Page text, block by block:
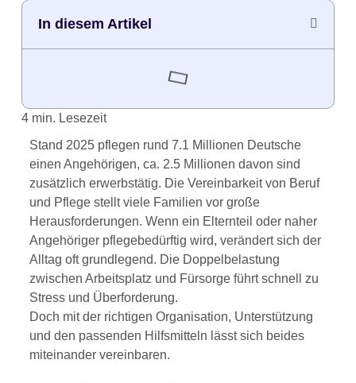
In diesem Artikel
Stand 2025 pflegen rund 7.1 Millionen Deutsche
einen Angehörigen, ca. 2.5 Millionen davon sind
zusätzlich erwerbstätig. Die Vereinbarkeit von Beruf
und Pflege stellt viele Familien vor große
Herausforderungen. Wenn ein Elternteil oder naher
Angehöriger pflegebedürftig wird, verändert sich der
Alltag oft grundlegend. Die Doppelbelastung
zwischen Arbeitsplatz und Fürsorge führt schnell zu
Stress und Überforderung.
Doch mit der richtigen Organisation, Unterstützung
und den passenden Hilfsmitteln lässt sich beides
miteinander vereinbaren.